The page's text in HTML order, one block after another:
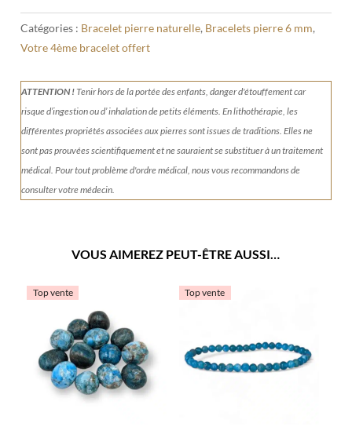
Catégories : Bracelet pierre naturelle, Bracelets pierre 6 mm,
Votre 4ème bracelet offert
ATTENTION !Tenirhors de la portée des enfants, danger d'étouffement car
risque d’ingestion ou d’ inhalation de petits éléments.En lithothérapie, les
différentes propriétés associées aux pierres sont issues de traditions. Elles ne
sont pas prouvées scientifiquement et ne sauraient se substituer à un traitement
médical. Pour tout problème d'ordre médical, nous vous recommandons de
consulter votre médecin.
VOUS AIMEREZ PEUT-ÊTRE AUSSI…
Top vente Top vente